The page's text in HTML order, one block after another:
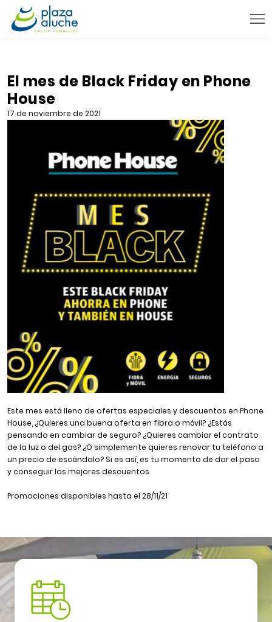
TIENDAS
VENTA TELEFÓNICA
El mes de Black Friday en Phone
House
17 de noviembre de 2021
Este mes está lleno de ofertas especiales y descuentos en Phone
House, ¿Quieres una buena oferta en fibra o móvil? ¿Estás
pensando en cambiar de seguro? ¿Quieres cambiar el contrato
de la luz o del gas? ¿O simplemente quieres renovar tu teléfono a
un precio de escándalo? Si es así, es tu momento de dar el paso
y conseguir los mejores descuentos
Promociones disponibles hasta el 28/11/21